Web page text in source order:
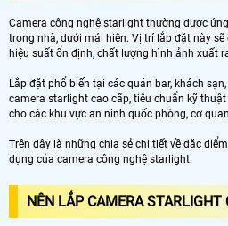
Camera công nghệ starlight thường được
trong nhà, dưới mái hiên. Vị trí lắp đặt này
hiệu suất ổn định, chất lượng hình ảnh xuất
Lắp đặt phổ biến tại các quán bar, khách
camera starlight cao cấp, tiêu chuẩn kỹ
cho các khu vực an ninh quốc phòng, cơ
Trên đây là những chia sẻ chi tiết về đặc
dụng của camera công nghệ starlight.
NÊN LẮP CAMERA